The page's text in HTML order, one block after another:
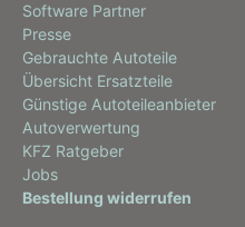
Software Partner
Presse
Gebrauchte Autoteile
Übersicht Ersatzteile
Günstige Autoteileanbieter
Autoverwertung
KFZ Ratgeber
Jobs
Bestellung widerrufen